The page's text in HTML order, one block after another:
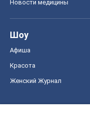
Новости медицины
Шоу
Афиша
Красота
Женский Журнал